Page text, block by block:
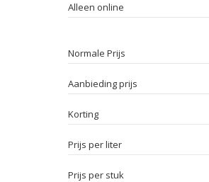
Alleen online
Normale Prijs
Aanbieding prijs
Korting
Prijs per liter
Prijs per stuk